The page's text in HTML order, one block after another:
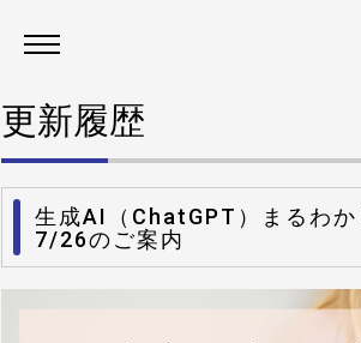
更新履歴
生成AI（ChatGPT）まるわか
7/26のご案内